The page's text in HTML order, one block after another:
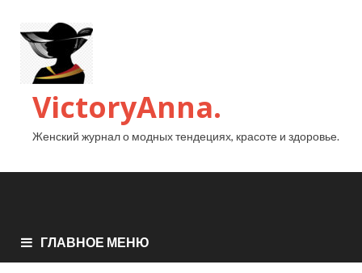
VictoryAnna.
Женский журнал о модных тендециях, красоте и здоровье.
ГЛАВНОЕ МЕНЮ